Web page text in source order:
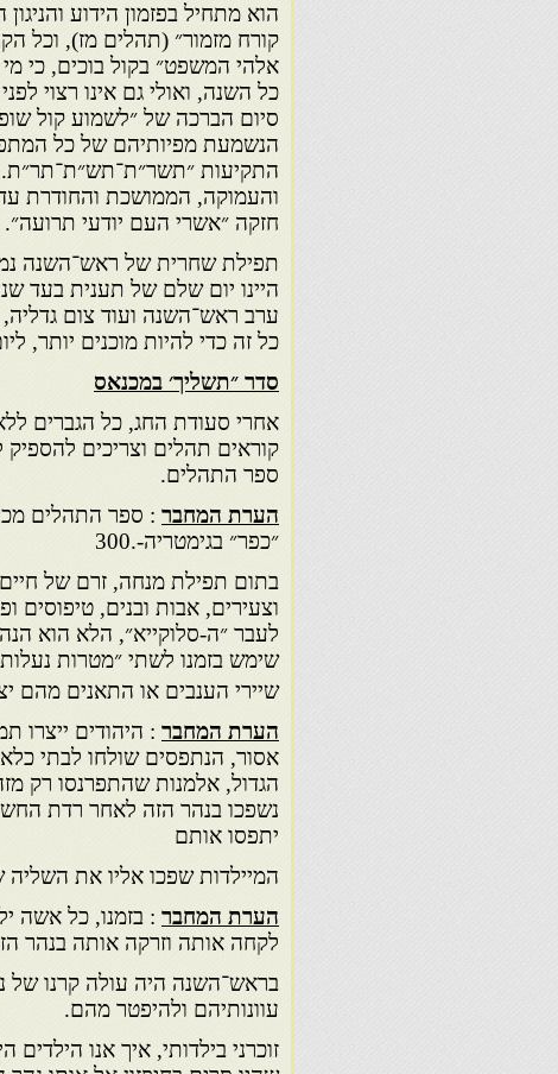
הוא מתחיל בפזמון הידוע
קורח מזמור״ (תהלים מז), וכל
אלהי המשפט״ בקול בוכים, כי
כל השנה, ואולי גם אינו רצוי
סיום הברכה של ״לשמוע קול
הנשמעת מפיותיהם של כל
התקיעות ״תשר״ת־תש״ת־תר״ת.
והעמוקה, הממושכת והחודרת
חזקה ״אשרי העם יודעי תרועה״.
תפילת שחרית של ראש־השנה
היינו יום שלם של תענית בעד
ערב ראש־השנה ועוד צום
כל זה כדי להיות מוכנים יותר,
סדר ״תשליך׳ במכנאס
אחרי סעודת החג, כל הגברים
קוראים תהלים וצריכים להספיק
ספר התהלים.
הערת המחבר
״כפר״ בגימטריה-.300
בתום תפילת מנחה, זרם של
וצעירים, אבות ובנים, טיפוסים
לעבר ״ה-סלוקייא״, הלא הוא
שימש בזמנו לשתי ״מטרות
שיירי הענבים או התאנים מהם
הערת המחבר : היהודים ייצרו
אסור, הנתפסים שולחו לבתי
הגדול, אלמנות שהתפרנסו רק
נשפכו בנהר הזה לאחר רדת
יתפסו אותם
המיילדות שפכו אליו את השליה
הערת המחבר : בזמנו, כל אשה
לקחה אותה וזרקה אותה בנהר
בראש־השנה היה עולה קרנו של
עוונותיהם ולהיפטר מהם.
זוכרני בילדותי, איך אנו